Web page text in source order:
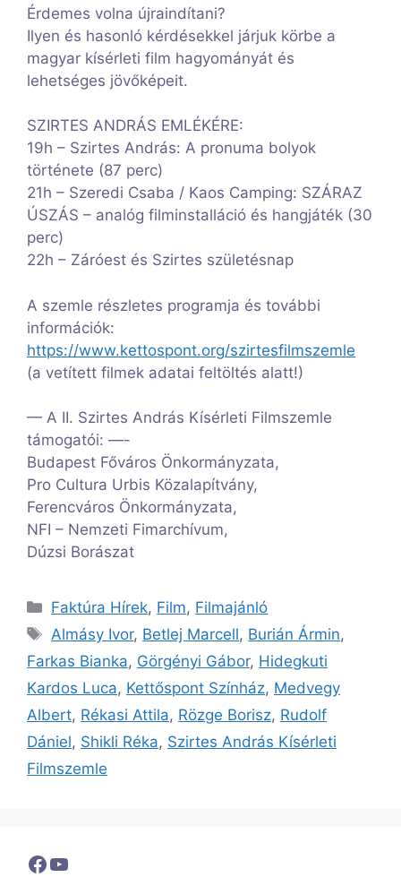
Érdemes volna újraindítani?
Ilyen és hasonló kérdésekkel járjuk körbe a
magyar kísérleti film hagyományát és
lehetséges jövőképeit.
SZIRTES ANDRÁS EMLÉKÉRE:
19h – Szirtes András: A pronuma bolyok
története (87 perc)
21h – Szeredi Csaba / Kaos Camping: SZÁRAZ
ÚSZÁS – analóg filminstalláció és hangjáték (30
perc)
22h – Záróest és Szirtes születésnap
A szemle részletes programja és további
információk:
https://www.kettospont.org/szirtesfilmszemle
(a vetített filmek adatai feltöltés alatt!)
— A II. Szirtes András Kísérleti Filmszemle
támogatói: —-
Budapest Főváros Önkormányzata,
Pro Cultura Urbis Közalapítvány,
Ferencváros Önkormányzata,
NFI – Nemzeti Fimarchívum,
Dúzsi Borászat
Kategória
Faktúra Hírek, Film, Filmajánló
Címkék
Almásy Ivor, Betlej Marcell, Burián Ármin,
Farkas Bianka, Görgényi Gábor, Hidegkuti
Kardos Luca, Kettőspont Színház, Medvegy
Albert, Rékasi Attila, Rözge Borisz, Rudolf
Dániel, Shikli Réka, Szirtes András Kísérleti
Filmszemle
Facebook
YouTube